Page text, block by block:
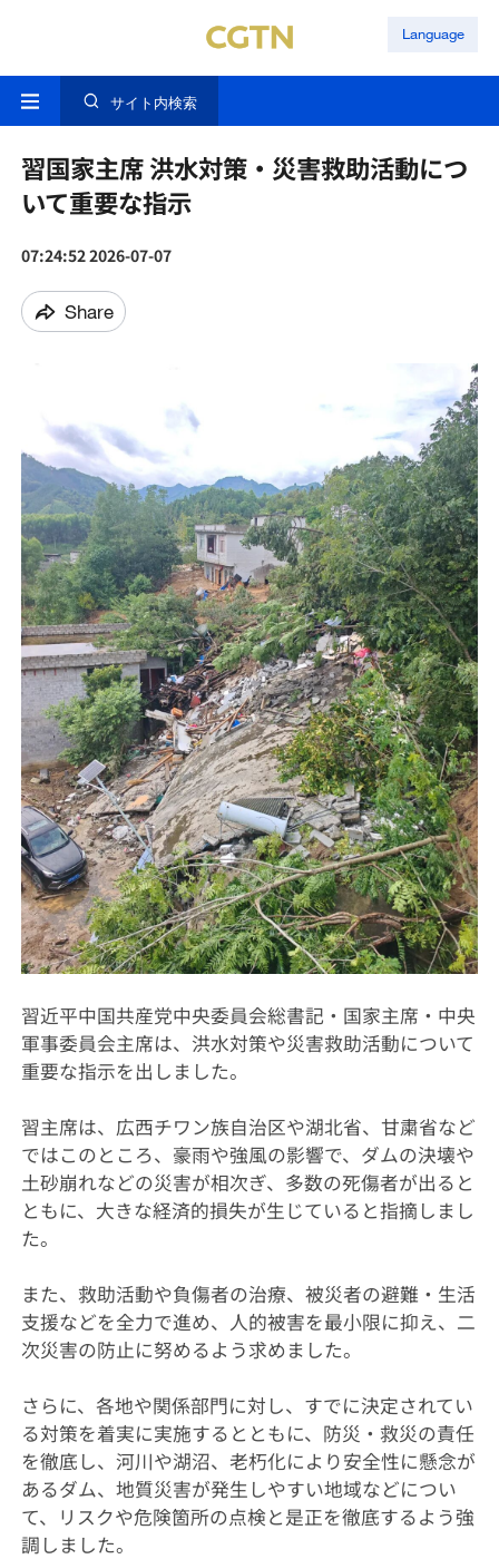
Language
サイト内検索
習国家主席 洪水対策・災害救助活動につ
いて重要な指示
07:24:52 2026-07-07
Share
習近平中国共産党中央委員会総書記・国家主席・中央
軍事委員会主席は、洪水対策や災害救助活動について
重要な指示を出しました。
習主席は、広西チワン族自治区や湖北省、甘粛省など
ではこのところ、豪雨や強風の影響で、ダムの決壊や
土砂崩れなどの災害が相次ぎ、多数の死傷者が出ると
ともに、大きな経済的損失が生じていると指摘しまし
た。
また、救助活動や負傷者の治療、被災者の避難・生活
支援などを全力で進め、人的被害を最小限に抑え、二
次災害の防止に努めるよう求めました。
さらに、各地や関係部門に対し、すでに決定されてい
る対策を着実に実施するとともに、防災・救災の責任
を徹底し、河川や湖沼、老朽化により安全性に懸念が
あるダム、地質災害が発生しやすい地域などについ
て、リスクや危険箇所の点検と是正を徹底するよう強
調しました。